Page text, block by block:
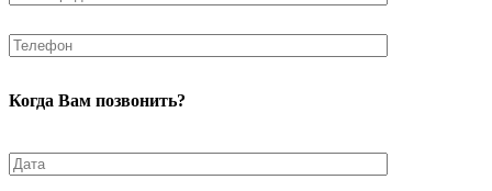
Когда Вам позвонить?